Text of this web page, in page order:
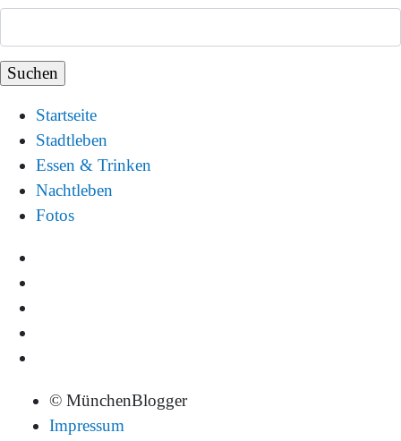
Startseite
Stadtleben
Essen & Trinken
Nachtleben
Fotos
© MünchenBlogger
Impressum